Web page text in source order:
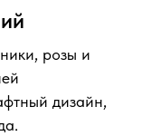
розы и
дизайн,